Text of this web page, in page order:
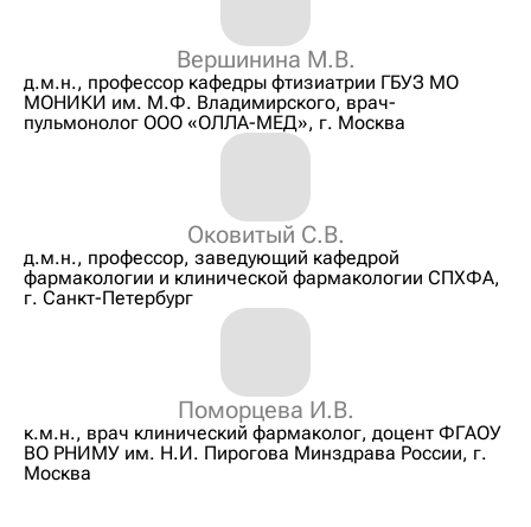
Вершинина М.В.
д.м.н., профессор кафедры фтизиатрии ГБУЗ МО
МОНИКИ им. М.Ф. Владимирского, врач-
пульмонолог ООО «ОЛЛА-МЕД», г. Москва
Оковитый С.В.
д.м.н., профессор, заведующий кафедрой
фармакологии и клинической фармакологии СПХФА,
г. Санкт-Петербург
Поморцева И.В.
к.м.н., врач клинический фармаколог, доцент ФГАОУ
ВО РНИМУ им. Н.И. Пирогова Минздрава России, г.
Москва